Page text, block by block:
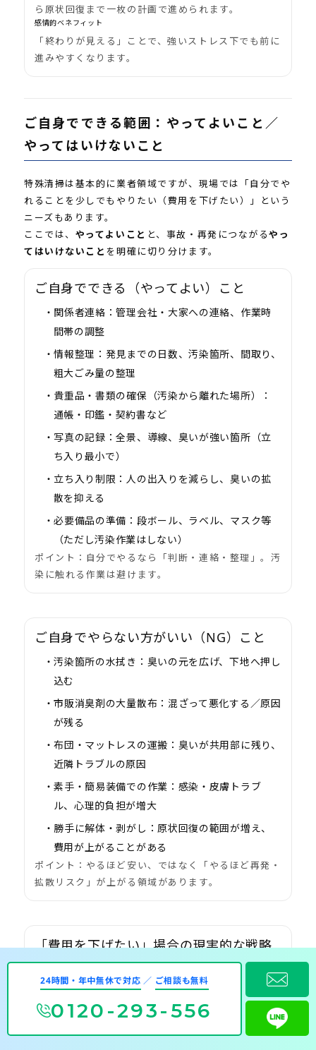
ら原状回復まで一枚の計画で進められます。
感情的ベネフィット
「終わりが見える」ことで、強いストレス下でも前に
進みやすくなります。
ご自身でできる範囲：やってよいこと／
やってはいけないこと
特殊清掃は基本的に業者領域ですが、現場では「自分でや
れることを少しでもやりたい（費用を下げたい）」という
ニーズもあります。
ここでは、 やってよいこと と、事故・再発につながるやっ
てはいけないこと を明確に切り分けます。
ご自身でできる（やってよい）こと
関係者連絡：管理会社・大家への連絡、作業時
間帯の調整
情報整理： 発見までの日数、汚染箇所、間取り、
粗大ごみ量の整理
貴重品・書類の確保（汚染から離れた場所）
：
通帳・印鑑・契約書など
写真の記録：全景、導線、臭いが強い箇所（立
ち入り最小で）
立ち入り制限：人の出入りを減らし、臭いの拡
散を抑える
必要備品の準備： 段ボール、ラベル、マスク等
（ただし汚染作業はしない）
ポイント：自分でやるなら「判断・連絡・整理」。汚
染に触れる作業は避けます。
ご自身でやらない方がいい（NG）こと
汚染箇所の水拭き： 臭いの元を広げ、下地へ押し
込む
市販消臭剤の大量散布： 混ざって悪化する／原因
が残る
布団・マットレスの運搬： 臭いが共用部に残り、
近隣トラブルの原因
素手・簡易装備での作業： 感染・皮膚トラブ
ル、心理的負担が増大
勝手に解体・剥がし：原状回復の範囲が増え、
費用が上がることがある
ポイント：やるほど安い、ではなく「やるほど再発・
拡散リスク」が上がる領域があります。
「費用を下げたい」場合の現実的な戦略
（安全第一）
情報整理で見積もり精度を上げる： 無駄な車両・
人員を減らしやすい
ただし臭いが
24時間・年中無休で対応 ／ ご相談も無料
0120-293-556